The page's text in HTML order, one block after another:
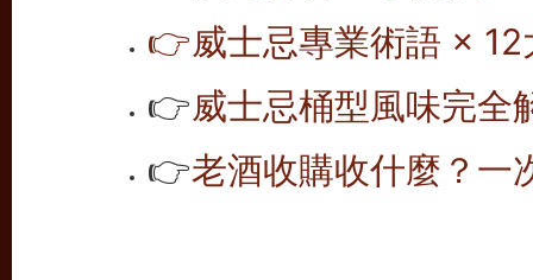
👉威士忌專業術語 ×
👉威士忌桶型風味完全
👉老酒收購收什麼？一